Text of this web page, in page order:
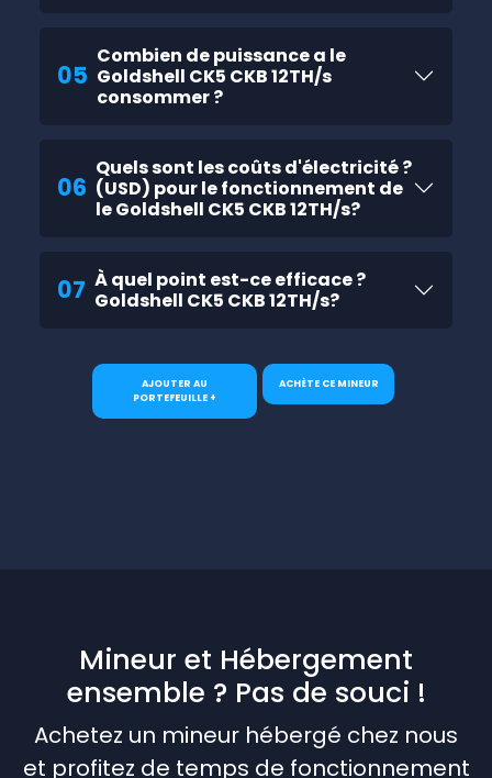
05
Combien de puissance a le
Goldshell CK5 CKB 12TH/s
consommer ?
06
Quels sont les coûts d'électricité ?
(USD) pour le fonctionnement de
le Goldshell CK5 CKB 12TH/s?
07 À quel point est-ce efficace ?
Goldshell CK5 CKB 12TH/s?
AJOUTER AU
PORTEFEUILLE +
ACHÈTE CE MINEUR
Mineur et Hébergement
ensemble ? Pas de souci !
Achetez un mineur hébergé chez nous
et profitez de temps de fonctionnement